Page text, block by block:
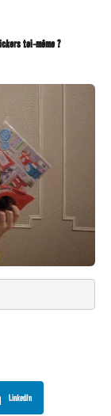
toi-même ?
LinkedIn